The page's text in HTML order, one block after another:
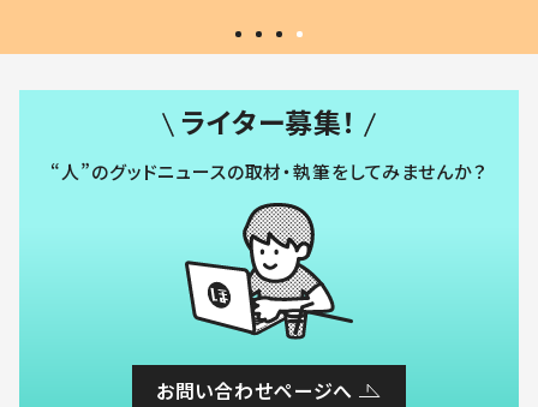
ライター募集！
“人”のグッドニュースの取材・執筆をしてみませんか？
お問い合わせページへ